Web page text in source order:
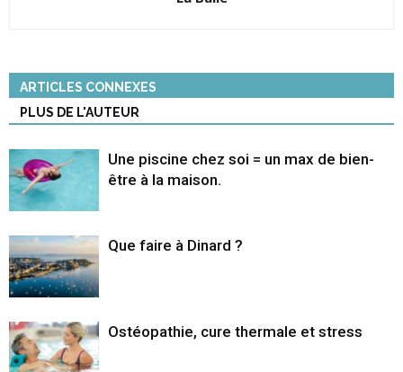
ARTICLES CONNEXES
PLUS DE L'AUTEUR
Une piscine chez soi = un max de bien-
être à la maison.
Que faire à Dinard ?
Ostéopathie, cure thermale et stress